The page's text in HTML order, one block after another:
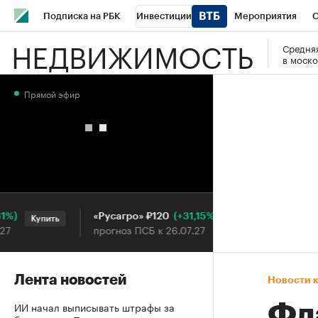
Подписка на РБК Инвестиции Мероприятия
Школа управления РБК РБК Образование РБК Курсы
НЕДВИЖИМОСТЬ
в
Новости
Прямой эфир
Купить «Русагро» ₽120 (+31,15%)
прогноз ПСБ к 26.07.27
Лента новостей
ИИ начал выписывать штрафы за